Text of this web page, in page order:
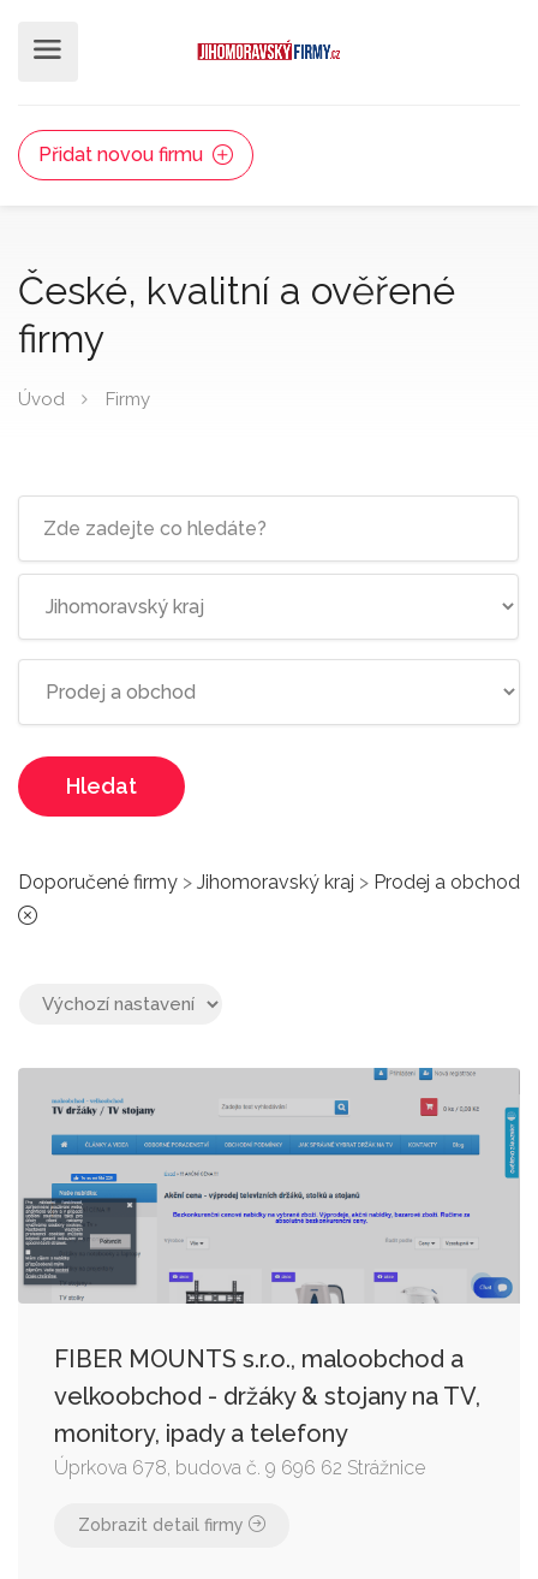
Přidat novou firmu
České, kvalitní a ověřené
firmy
Úvod Firmy
Hledat
Doporučené firmy > Jihomoravský kraj > Prodej a obchod
FIBER MOUNTS s.r.o., maloobchod a
velkoobchod - držáky & stojany na TV,
monitory, ipady a telefony
Úprkova 678, budova č. 9 696 62 Strážnice
Zobrazit detail firmy